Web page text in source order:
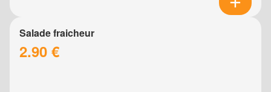
Salade fraicheur
2.90 €